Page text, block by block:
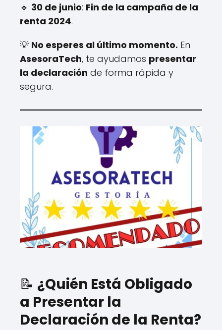
🔹 30 de junio: Fin de la campaña de la
renta 2024.
💡 No esperes al último momento. En
AsesoraTech, te ayudamos presentar
la declaración de forma rápida y
segura.
📝 ¿Quién Está Obligado
a Presentar la
Declaración de la Renta?